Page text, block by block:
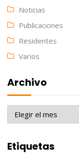
Noticias
Publicaciones
Residentes
Varios
Archivo
Archivo
Etiquetas